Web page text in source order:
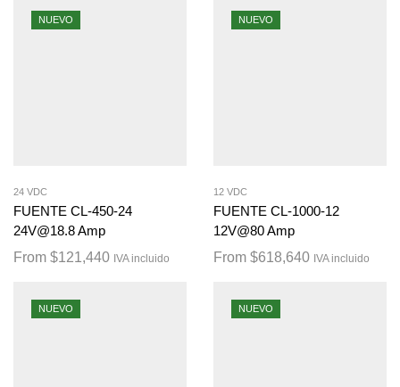
NUEVO
24 VDC
FUENTE CL-450-24
24V@18.8 Amp
From $121,440 IVA incluido
NUEVO
12 VDC
FUENTE CL-1000-12
12V@80 Amp
From $618,640 IVA incluido
NUEVO NUEVO